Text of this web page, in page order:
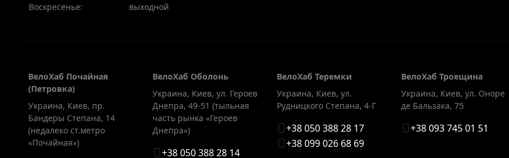
Воскресенье:
выходной
ВелоХаб Почайная
(Петровка)
Украина, Киев, пр.
Бандеры Степана, 14
(недалеко ст.метро
«Почайная»)
ВелоХаб Оболонь
Украина, Киев, ул. Героев
Днепра, 49-51 (тыльная
часть рынка «Героев
Днепра»)
+38 050 388 28 14
ВелоХаб Теремки
Украина, Киев, ул.
Рудницкого Степана, 4-Г
+38 050 388 28 17
+38 099 026 68 69
ВелоХаб Троещина
Украина, Киев, ул. Оноре
де Бальзака, 75
+38 093 745 01 51